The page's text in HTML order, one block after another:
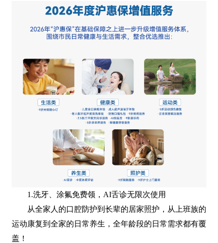
1.洗牙、涂氟免费领，AI舌诊无限次使用
从全家人的口腔防护到长辈的居家照护，从上班族的
运动康复到全家的日常养生，全年龄段的日常需求都有覆
盖！